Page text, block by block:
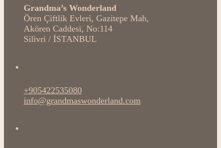
Grandma’s Wonderland
Ören Çiftlik Evleri, Gazitepe Mah,
Akören Caddesi, No:114
Silivri / İSTANBUL
+905422535080
info@grandmaswonderland.com